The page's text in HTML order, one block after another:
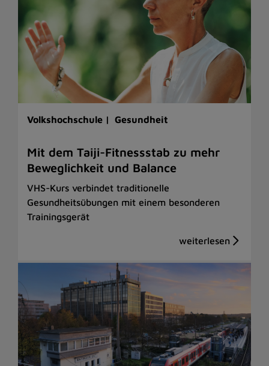
Volkshochschule | Gesundheit
Mit dem Taiji-Fitnessstab zu mehr
Beweglichkeit und Balance
VHS-Kurs verbindet traditionelle
Gesundheitsübungen mit einem besonderen
Trainingsgerät